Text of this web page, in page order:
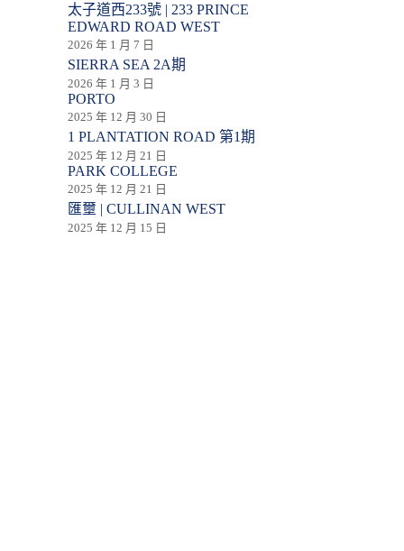
太子道西233號 | 233 PRINCE
EDWARD ROAD WEST
2026 年 1 月 7 日
SIERRA SEA 2A期
2026 年 1 月 3 日
PORTO
2025 年 12 月 30 日
1 PLANTATION ROAD 第1期
2025 年 12 月 21 日
PARK COLLEGE
2025 年 12 月 21 日
匯壐 | CULLINAN WEST
2025 年 12 月 15 日